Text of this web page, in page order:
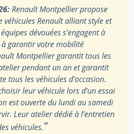
Renault Montpellier propose
véhicules Renault alliant style et
dévouées s’engagent à
garantir votre mobilité
Montpellier garantit tous les
pendant un an et garantit
tous les véhicules d’occasion.
leur véhicule lors d’un essai
est ouverte du lundi au samedi
Leur atelier dédié à l’entretien
véhicules.”